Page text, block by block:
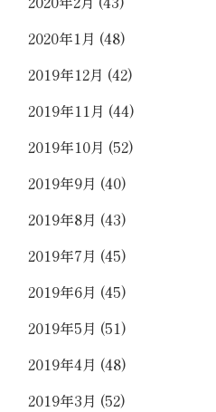
2020年1月 (48)
2019年12月 (42)
2019年11月 (44)
2019年10月 (52)
2019年9月 (40)
2019年8月 (43)
2019年7月 (45)
2019年6月 (45)
2019年5月 (51)
2019年4月 (48)
2019年3月 (52)